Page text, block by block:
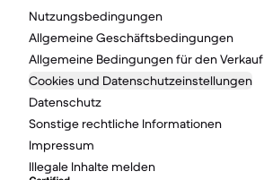
Nutzungsbedingungen
Allgemeine Geschäftsbedingungen
Allgemeine Bedingungen für den Verkauf
Cookies und Datenschutzeinstellungen
Datenschutz
Sonstige rechtliche Informationen
Impressum
Illegale Inhalte melden